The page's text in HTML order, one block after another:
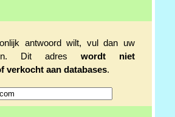
antwoord wilt, vul dan uw
in. Dit adres wordt niet
verkocht aan databases.